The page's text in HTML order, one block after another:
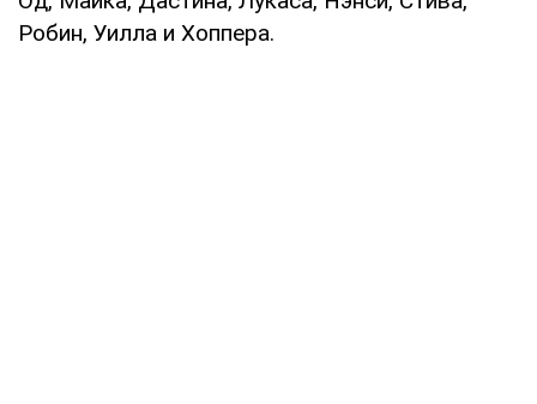
Робин, Уилла и Хоппера.